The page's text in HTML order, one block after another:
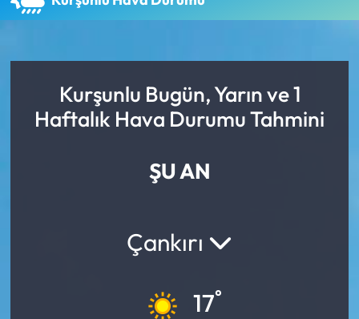
Kurşunlu Bugün, Yarın ve 1
Haftalık Hava Durumu Tahmini
ŞU AN
Çankırı
17°
Haber Arşivi